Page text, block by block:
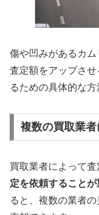
傷や凹みがあるカ
査定額をアップさ
るための具体的な方
複数の買取業
買取業者によって査
定を依頼することが
ると、複数の業者